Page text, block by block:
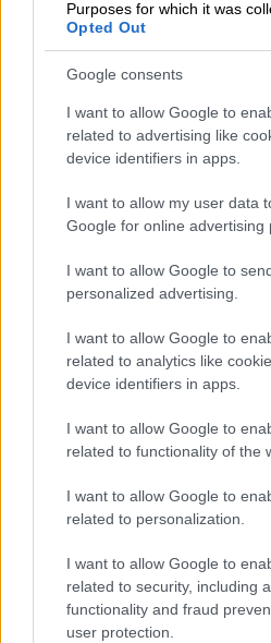
Purposes for which it was
Opted Out
Google consents
I want to allow Google to
related to advertising like
device identifiers in apps.
I want to allow my user data
Google for online advertising
I want to allow Google to
personalized advertising.
I want to allow Google to
related to analytics like
device identifiers in apps.
I want to allow Google to
related to functionality of the
I want to allow Google to
related to personalization.
I want to allow Google to
related to security, including
functionality and fraud
user protection.
παράδειγμα, το 2020 για
που είπε ότι θα
κατάλληλη στιγμή» και
την ίδια χρονιά που
Ελλάδα είναι «πλήρως
πολιτικά και
ότι το 2021 είχε
«πιο έτοιμη από ποτέ»
περίπτωση πιθανής
Σημειώνεται ότι
των δύο χωρών
αντίστοιχα του
Για το Νίκο Δένδια, τον
κρίσιμη αποστολή στο
γιατί ο Δένδιας θα
εξοπλιστικό πρόγραμμα,
μάτι της Τουρκίας. Οι
είναι το «αγκάθι» που θα